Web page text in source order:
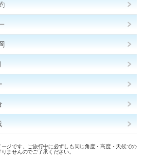
ジです。ご旅行中に必ずしも同じ角度・高度・天候での
ませんのでご了承ください。